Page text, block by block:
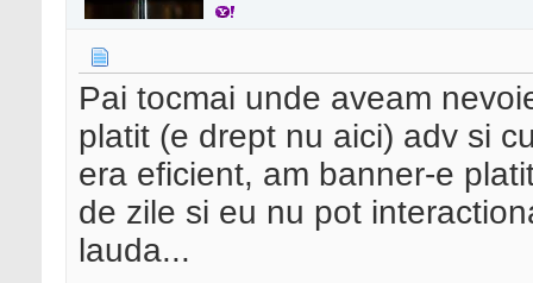
Pai tocmai unde aveam
platit (e drept nu aici) adv si
era eficient, am banner-e
de zile si eu nu pot
lauda...